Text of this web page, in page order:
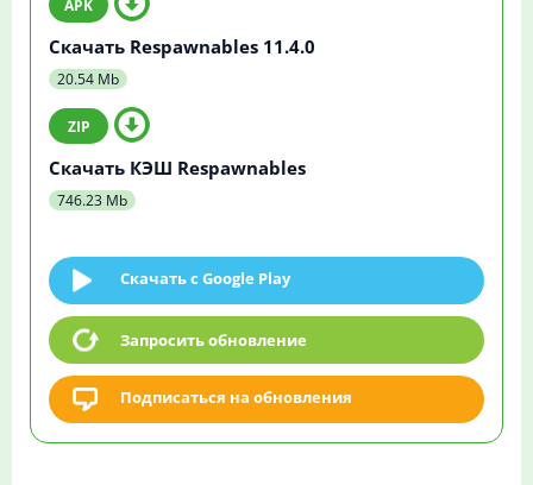
Скачать Respawnables 11.4.0
20.54 Mb
Скачать КЭШ Respawnables
746.23 Mb
Скачать c Google Play
Запросить обновление
Подписаться на обновления